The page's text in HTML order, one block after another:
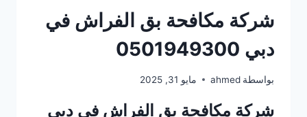
شركة مكافحة بق الفراش في
دبي 0501949300
بواسطة ahmed مايو 31, 2025
شركة مكافحة بق الفراش في دبي